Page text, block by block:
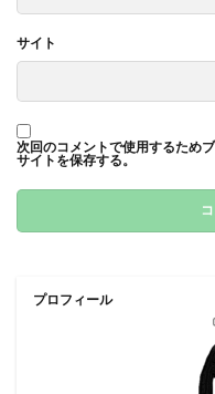
サイト
次回のコメントで使用するため
サイトを保存する。
プロフィール